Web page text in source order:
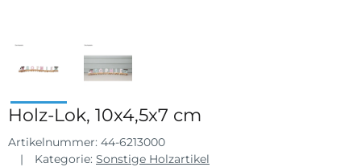
Holz-Lok, 10x4,5x7 cm
Artikelnummer: 44-6213000
Kategorie: Sonstige Holzartikel